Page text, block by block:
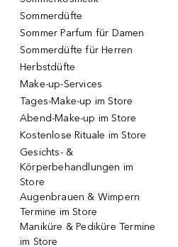
Sommerdüfte
Sommer Parfum für Damen
Sommerdüfte für Herren
Herbstdüfte
Make-up-Services
Tages-Make-up im Store
Abend-Make-up im Store
Kostenlose Rituale im Store
Gesichts- &
Körperbehandlungen im
Store
Augenbrauen & Wimpern
Termine im Store
Maniküre & Pediküre Termine
im Store